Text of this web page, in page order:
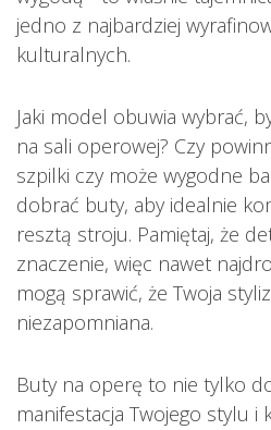
jedno z najbardziej
kulturalnych.
Jaki model obuwia wybrać,
na sali operowej? Czy
szpilki czy może wygodne
dobrać buty, aby idealnie
resztą stroju. Pamiętaj, że
znaczenie, więc nawet
mogą sprawić, że Twoja
niezapomniana.
Buty na operę to nie tylko
manifestacja Twojego stylu i